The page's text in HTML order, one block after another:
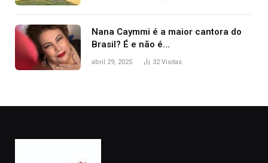
Nana Caymmi é a maior cantora do
Brasil? É e não é…
abril 29, 2025 32Visitas